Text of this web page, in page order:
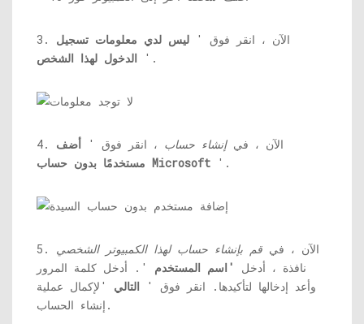
3. الآن ، انقر فوق ' ليس لدي معلومات تسجيل
الدخول لهذا الشخص '.
4. الآن ، فيإنشاء حساب ، انقر فوق ' أضف
مستخدمًا بدون حساب Microsoft '.
5. الآن ، في قم بإنشاء حساب لهذا الكمبيوتر الشخصي
نافذة ، أدخل
'اسم المستخدم '. أدخل كلمة المرور
وأعد إدخالها لتأكيدها. انقر فوق ' التالي 'لإكمال عملية
إنشاء الحساب.